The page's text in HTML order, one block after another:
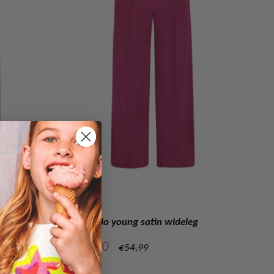
LIKE FLO
Romy Flo young satin wideleg
Verkoopprijs
€27,50
Normale
€54,99